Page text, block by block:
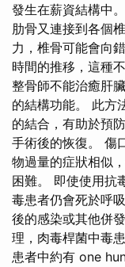
發生在薪資結構中
肋骨又連接到各個
力，椎骨可能會向
時間的推移，這種
整骨師不能治癒肝
的結構功能。 此方
的結合，有助於預
手術後的恢復。 傷
物過量的症狀相似
困難。 即使使用抗
毒患者仍會死於呼
後的感染或其他併
理，肉毒桿菌中毒
患者中約有 one